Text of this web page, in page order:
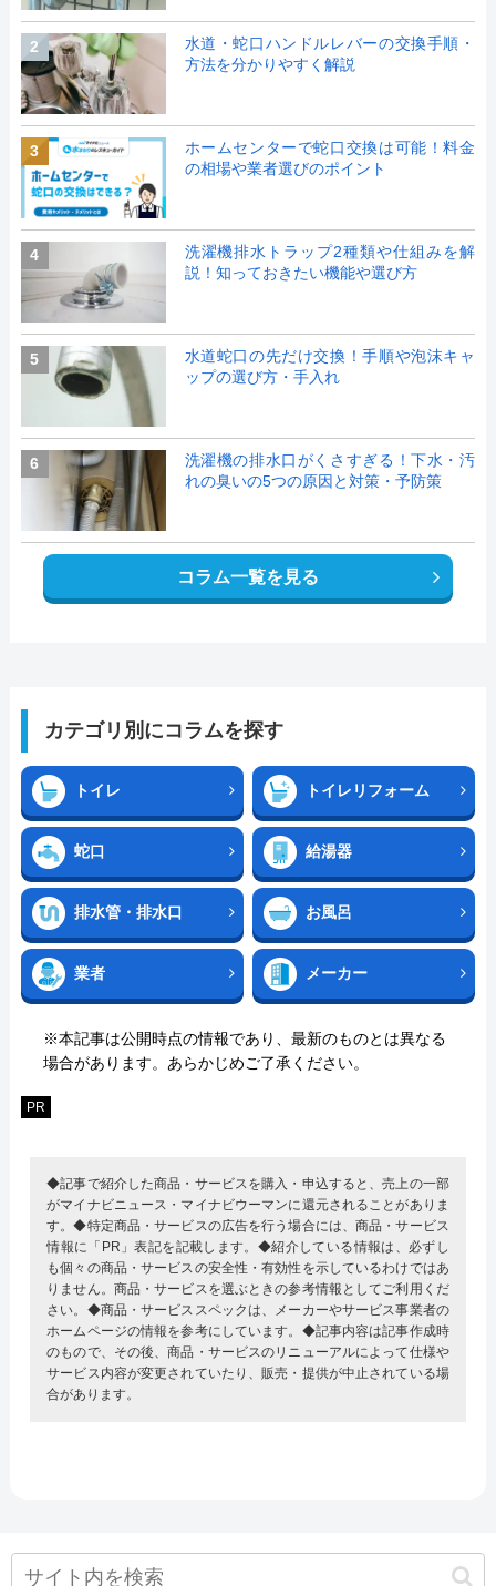
2
水道・蛇口ハンドルレバーの交換手順・
方法を分かりやすく解説
3
ホームセンターで蛇口交換は可能！料金
の相場や業者選びのポイント
4
洗濯機排水トラップ2種類や仕組みを解
説！知っておきたい機能や選び方
5
水道蛇口の先だけ交換！手順や泡沫キャ
ップの選び方・手入れ
6
洗濯機の排水口がくさすぎる！下水・汚
れの臭いの5つの原因と対策・予防策
コラム一覧を見る
カテゴリ別にコラムを探す
トイレ トイレリフォーム
蛇口 給湯器
排水管・排水口 お風呂
業者 メーカー
※本記事は公開時点の情報であり、最新のものとは異なる
場合があります。あらかじめご了承ください。
PR
◆記事で紹介した商品・サービスを購入・申込すると、売上の一部
がマイナビニュース・マイナビウーマンに還元されることがありま
す。◆特定商品・サービスの広告を行う場合には、商品・サービス
情報に「PR」表記を記載します。◆紹介している情報は、必ずし
も個々の商品・サービスの安全性・有効性を示しているわけではあ
りません。商品・サービスを選ぶときの参考情報としてご利用くだ
さい。◆商品・サービススペックは、メーカーやサービス事業者の
ホームページの情報を参考にしています。◆記事内容は記事作成時
のもので、その後、商品・サービスのリニューアルによって仕様や
サービス内容が変更されていたり、販売・提供が中止されている場
合があります。